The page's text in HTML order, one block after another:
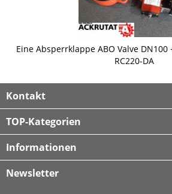
Eine Absperrklappe ABO Valve
RC220-DA
Kontakt
TOP-Kategorien
Informationen
Newsletter